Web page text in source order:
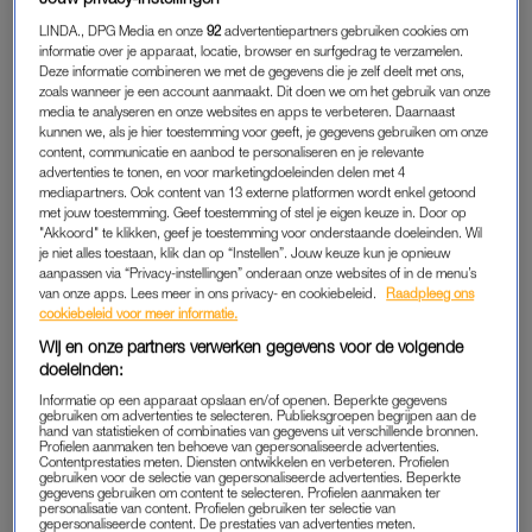
niet zichtbaar zijn, heeft hij al heel wat ingrijpende beslissingen
genomen”, vertelt Van der Wijk.
Zo heeft Trump alle ontwikkelingshulp voor negentig dagen
bevroren. Ook heeft hij op 24 januari 2025, vier dagen na zijn
intrede, de Global Gag Rule weer ingevoerd. Het beleid heet
officieel de Mexico City Policy en beperkt de toegankelijkheid
van veilige abortus voor vrouwen wereldwijd.
DE GLOBAL GAG RULE
De Global Gag Rule kent een lange geschiedenis. De regel
werd al in 1984 ingevoerd door Ronald Reagan en werd
H.W. Bush.
Ook Donald Trump voerde dit beleid opnieuw in tijdens zijn
eerste ambtstermijn. De regel is altijd een belangrijk
agendapunt voor Republikeinse presidenten. Waar deze
LINDA., DPG Media en onze92 advertentiepartners gebruiken cookies om
informatie over je apparaat, locatie, browser en surfgedrag te verzamelen.
Deze informatie combineren we met de gegevens die je zelf deelt met ons,
zoals wanneer je een account aanmaakt. Dit doen we om het gebruik van onze
media te analyseren en onze websites en apps te verbeteren. Daarnaast
kunnen we, als je hier toestemming voor geeft, je gegevens gebruiken om onze
content, communicatie en aanbod te personaliseren en je relevante
advertenties te tonen, en voor marketingdoeleinden delen met 4
mediapartners. Ook content van 13 externe platformen wordt enkel getoond
met jouw toestemming. Geef toestemming of stel je eigen keuze in. Door op
"Akkoord" te klikken, geef je toestemming voor onderstaande doeleinden. Wil
je niet alles toestaan, klik dan op “Instellen”. Jouw keuze kun je opnieuw
aanpassen via “Privacy-instellingen” onderaan onze websites of in de menu’s
van onze apps. Lees meer in ons privacy- en cookiebeleid.
Raadpleeg ons
cookiebeleid voor meer informatie.
Wij en onze partners verwerken gegevens voor de volgende
doeleinden:
Informatie op een apparaat opslaan en/of openen. Beperkte gegevens
gebruiken om advertenties te selecteren. Publieksgroepen begrijpen aan de
hand van statistieken of combinaties van gegevens uit verschillende bronnen.
Profielen aanmaken ten behoeve van gepersonaliseerde advertenties.
Contentprestaties meten. Diensten ontwikkelen en verbeteren. Profielen
gebruiken voor de selectie van gepersonaliseerde advertenties. Beperkte
gegevens gebruiken om content te selecteren. Profielen aanmaken ter
personalisatie van content. Profielen gebruiken ter selectie van
gepersonaliseerde content. De prestaties van advertenties meten.